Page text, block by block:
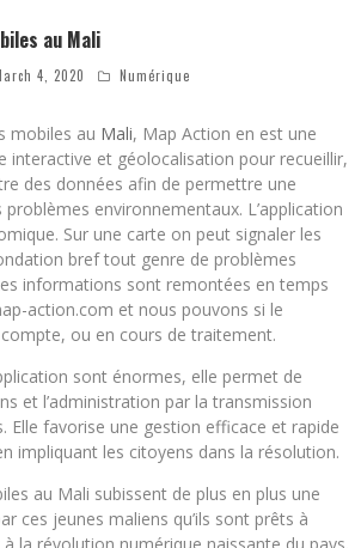
au Mali
4, 2020 Numérique
mobiles au Mali, Map Action en est une
interactive et géolocalisation pour recueillir,
des données afin de permettre une
environnementaux. L’application
Sur une carte on peut signaler les
bref tout genre de problèmes
informations sont remontées en temps
action.com et nous pouvons si le
ou en cours de traitement.
sont énormes, elle permet de
et l’administration par la transmission
Elle favorise une gestion efficace et rapide
impliquant les citoyens dans la résolution.
au Mali subissent de plus en plus une
ces jeunes maliens qu’ils sont prêts à